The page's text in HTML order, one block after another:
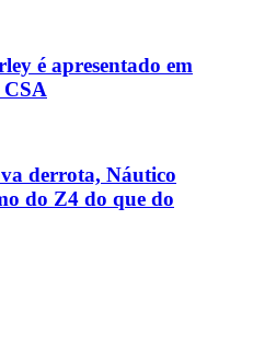
é apresentado em
derrota, Náutico
do Z4 do que do